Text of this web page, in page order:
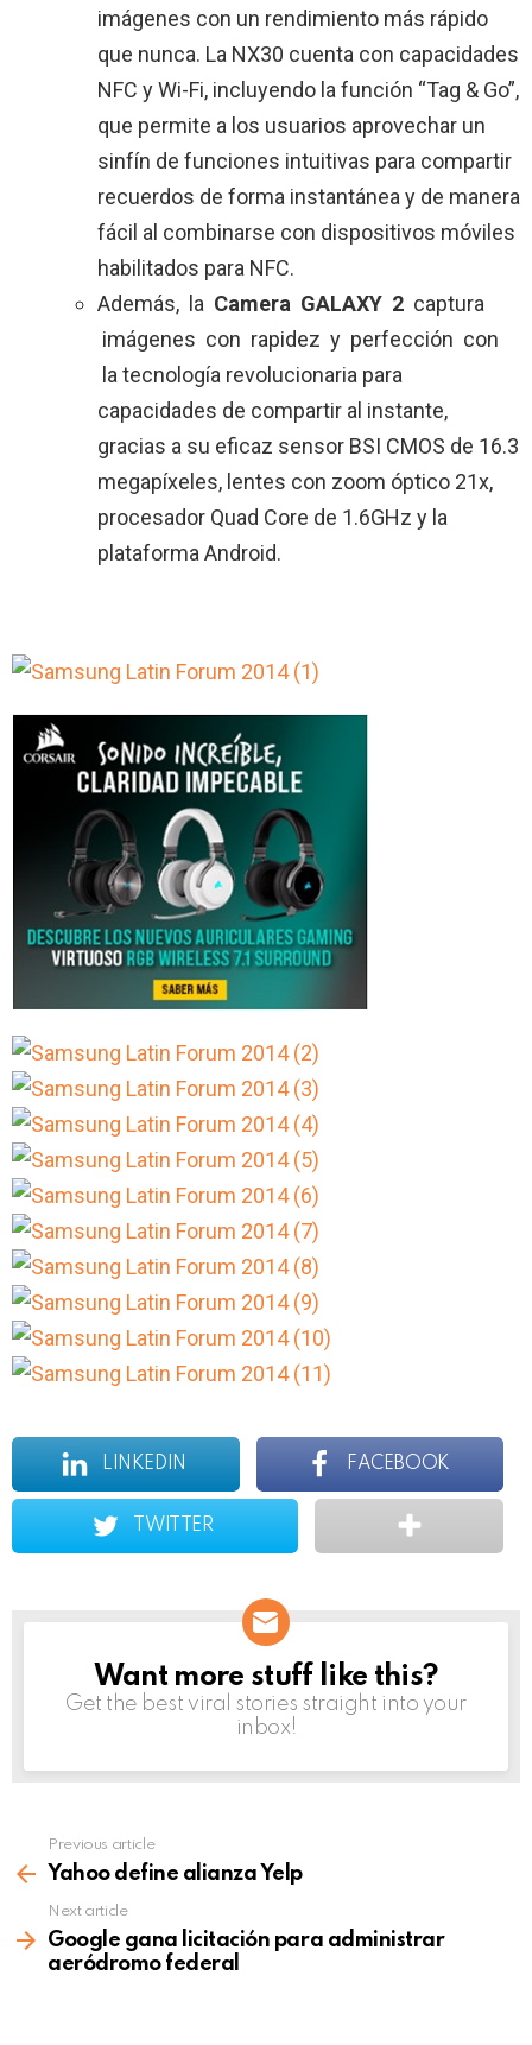
imágenes con un rendimiento más rápido
que nunca. La NX30 cuenta con capacidades
NFC y Wi-Fi, incluyendo la función “Tag & Go”,
que permite a los usuarios aprovechar un
sinfín de funciones intuitivas para compartir
recuerdos de forma instantánea y de manera
fácil al combinarse con dispositivos móviles
habilitados para NFC.
Además, la Camera GALAXY 2 captura
imágenes con rapidez y perfección con
la tecnología revolucionaria para
capacidades de compartir al instante,
gracias a su eficaz sensor BSI CMOS de 16.3
megapíxeles, lentes con zoom óptico 21x,
procesador Quad Core de 1.6GHz y la
plataforma Android.
LINKEDIN FACEBOOK
TWITTER
NEWSLETTER
Want more stuff like this?
Get the best viral stories straight into your
inbox!
more
Previous article
Yahoo define alianza Yelp
Next article
Google gana licitación para administrar
aeródromo federal